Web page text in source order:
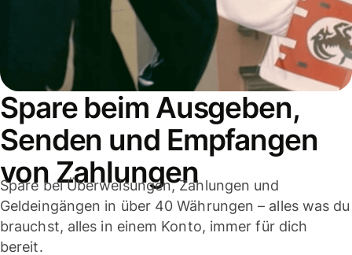
Spare beim Ausgeben,
Senden und Empfangen
von Zahlungen
Spare bei Überweisungen, Zahlungen und
Geldeingängen in über 40 Währungen – alles was du
brauchst, alles in einem Konto, immer für dich
bereit.